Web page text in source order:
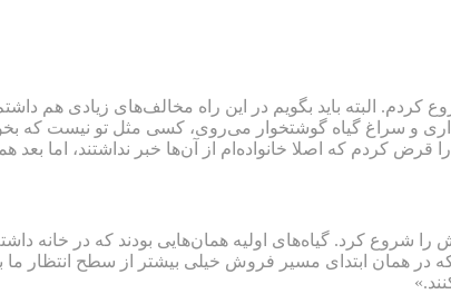
کردم. البته باید بگویم در این راه مخالف‌های زیادی هم
سراغ گیاه گوشتخوار می‌روی، کسی مثل تو نیست که
کردم که اصلا خانواده‌ام از آن‌ها خبر نداشتند، اما بعد
کرد. گیاه‌های اولیه همان‌هایی بودند که در خانه
که در همان ابتدای مسیر فروش خیلی بیشتر از سطح